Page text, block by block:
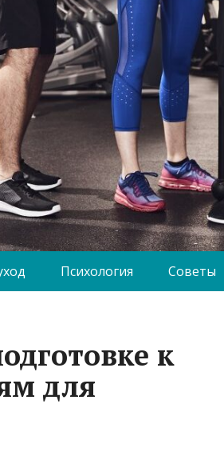
Психология Советы
к
для